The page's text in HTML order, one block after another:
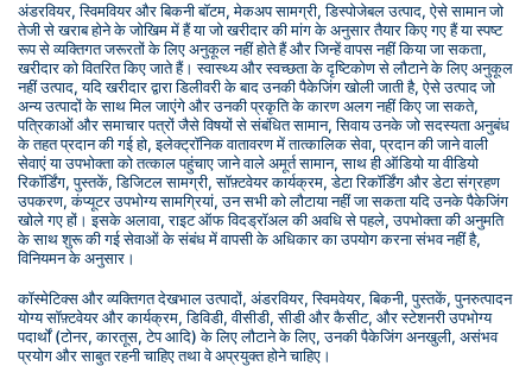
अंडरवियर, स्विमवियर और बिकनी बॉटम, मेकअप सामग्री, डिस्पोजेबल उत्पाद, ऐसे सामान जो
तेजी से खराब होने के जोखिम में हैं या जो खरीदार की मांग के अनुसार तैयार किए गए हैं या स्पष्ट
रूप से व्यक्तिगत जरूरतों के लिए अनुकूल नहीं होते हैं और जिन्हें वापस नहीं किया जा सकता,
खरीदार को वितरित किए जाते हैं। स्वास्थ्य और स्वच्छता के दृष्टिकोण से लौटाने के लिए अनुकूल
नहीं उत्पाद, यदि खरीदार द्वारा डिलीवरी के बाद उनकी पैकेजिंग खोली जाती है, ऐसे उत्पाद जो
अन्य उत्पादों के साथ मिल जाएंगे और उनकी प्रकृति के कारण अलग नहीं किए जा सकते,
पत्रिकाओं और समाचार पत्रों जैसे विषयों से संबंधित सामान, सिवाय उनके जो सदस्यता अनुबंध
के तहत प्रदान की गई हो, इलेक्ट्रॉनिक वातावरण में तात्कालिक सेवा, प्रदान की जाने वाली
सेवाएं या उपभोक्ता को तत्काल पहुंचाए जाने वाले अमूर्त सामान, साथ ही ऑडियो या वीडियो
रिकॉर्डिंग, पुस्तकें, डिजिटल सामग्री, सॉफ़्टवेयर कार्यक्रम, डेटा रिकॉर्डिंग और डेटा संग्रहण
उपकरण, कंप्यूटर उपभोग्य सामग्रियां, उन सभी को लौटाया नहीं जा सकता यदि उनके पैकेजिंग
खोले गए हों। इसके अलावा, राइट ऑफ विदड्रॉअल की अवधि से पहले, उपभोक्ता की अनुमति
के साथ शुरू की गई सेवाओं के संबंध में वापसी के अधिकार का उपयोग करना संभव नहीं है,
विनियमन के अनुसार।
कॉस्मेटिक्स और व्यक्तिगत देखभाल उत्पादों, अंडरवियर, स्विमवेयर, बिकनी, पुस्तकें, पुनरुत्पादन
योग्य सॉफ़्टवेयर और कार्यक्रम, डिविडी, वीसीडी, सीडी और कैसीट, और स्टेशनरी उपभोग्य
पदार्थों (टोनर, कारतूस, टेप आदि) के लिए लौटाने के लिए, उनकी पैकेजिंग अनखुली, असंभव
प्रयोग और साबुत रहनी चाहिए तथा वे अप्रयुक्त होने चाहिए।